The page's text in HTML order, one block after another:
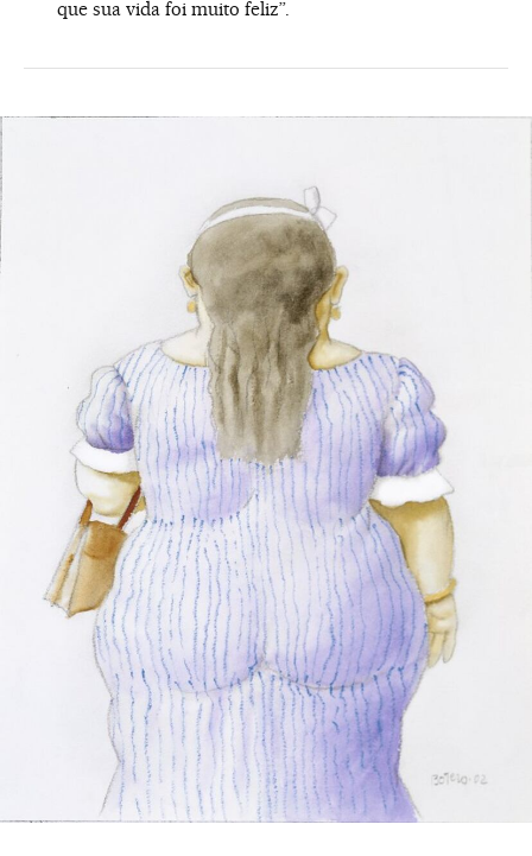
que sua vida foi muito feliz”.